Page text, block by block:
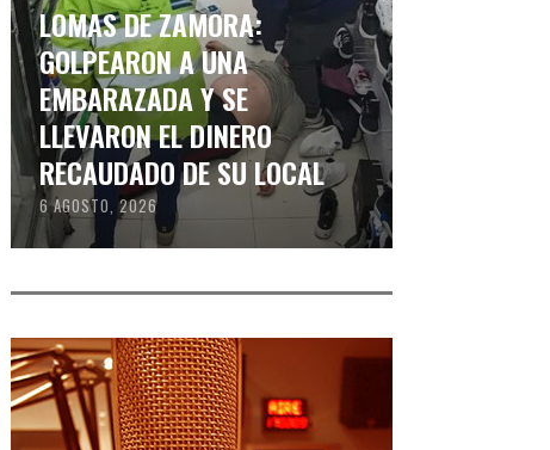
LOMAS DE ZAMORA:
GOLPEARON A UNA
EMBARAZADA Y SE
LLEVARON EL DINERO
RECAUDADO DE SU LOCAL
6 AGOSTO, 2026